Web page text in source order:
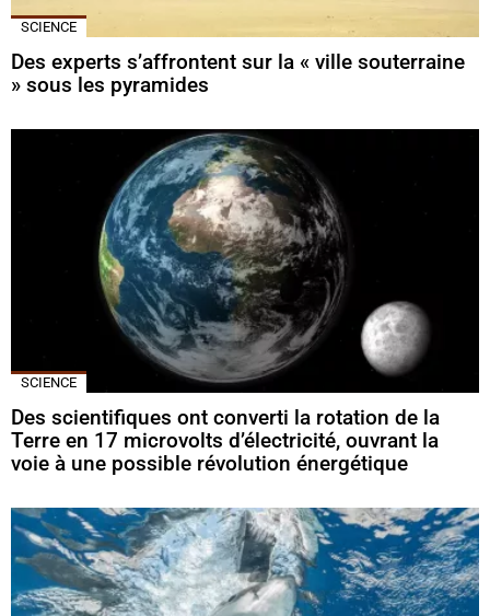
SCIENCE
Des experts s’affrontent sur la « ville souterraine
» sous les pyramides
SCIENCE
Des scientifiques ont converti la rotation de la
Terre en 17 microvolts d’électricité, ouvrant la
voie à une possible révolution énergétique